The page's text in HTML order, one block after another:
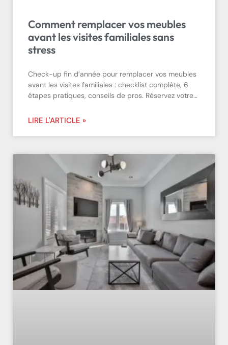
Comment remplacer vos meubles
avant les visites familiales sans
stress
Check-up fin d’année pour remplacer vos meubles
avant les visites familiales : checklist complète, 6
étapes pratiques, conseils de pros. Réservez votre…
LIRE L'ARTICLE »